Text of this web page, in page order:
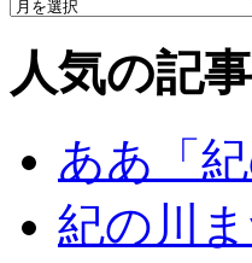
人気の記事
ああ「
紀の川